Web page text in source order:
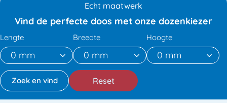
Echt maatwerk
Vind de perfecte doos met onze dozenkiezer
Lengte Breedte Hoogte
Reset